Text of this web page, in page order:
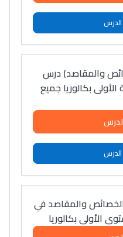
والمقاصد) درس
الأولى بكالوريا جميع
والمقاصد في
الأولى بكالوريا